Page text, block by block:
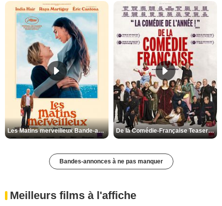
Les Matins merveilleux Bande-annonce VF De la Comédie-Française Teaser VF
Bandes-annonces à ne pas manquer
Meilleurs films à l'affiche